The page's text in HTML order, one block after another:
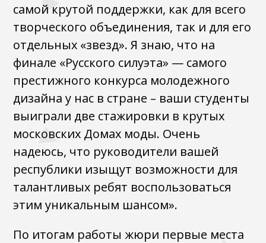
самой крутой поддержки, как для всего
творческого объединения, так и для его
отдельных «звезд». Я знаю, что на
финале «Русского силуэта» — самого
престижного конкурса молодежного
дизайна у нас в стране – ваши студенты
выиграли две стажировки в крутых
московских Домах моды. Очень
надеюсь, что руководители вашей
республики изыщут возможности для
талантливых ребят воспользоваться
этим уникальным шансом».
По итогам работы жюри первые места